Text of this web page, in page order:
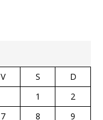
V S
D
1
2
7 8 9